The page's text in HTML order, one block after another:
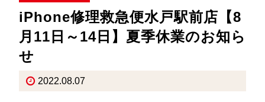
iPhone修理救急便水戸駅前店【8
月11日～14日】夏季休業のお知ら
せ
2022.08.07